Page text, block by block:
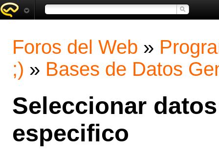
Foros del Web »
;) » Bases de Datos
Seleccionar
especifico